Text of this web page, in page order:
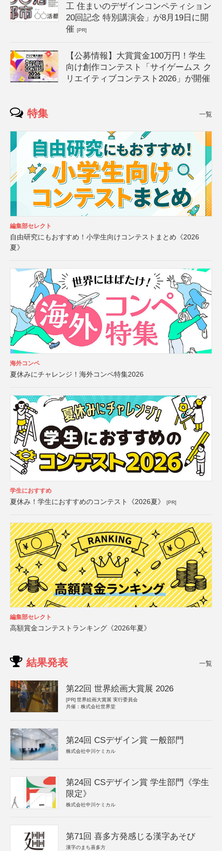
工 住まいのデザインコンペティション
20回記念 特別講演会」が8月19日に開
催[PR]
【公募情報】大賞賞金100万円！学生
向け創作コンテスト「サイゲームス ク
リエイティブコンテスト2026」が開催
特集 一覧
編集部セレクト
自由研究にもおすすめ！小学生向けコンテストまとめ《2026
夏》
海外コンペ
夏休みにチャレンジ！海外コンペ特集2026
学生におすすめ
夏休み！学生におすすめのコンテスト《2026夏》 [PR]
編集部セレクト
高額賞金コンテストランキング《2026年夏》
結果発表 一覧
第22回 世界絵画大賞展 2026
[PR] 世界絵画大賞展 実行委員会
共催：株式会社世界堂
第24回 CSデザイン賞 一般部門
株式会社中川ケミカル
第24回 CSデザイン賞 学生部門《学生
限定》
株式会社中川ケミカル
第71回 喜多方発感じる漢字あそび
漢字のまち喜多方